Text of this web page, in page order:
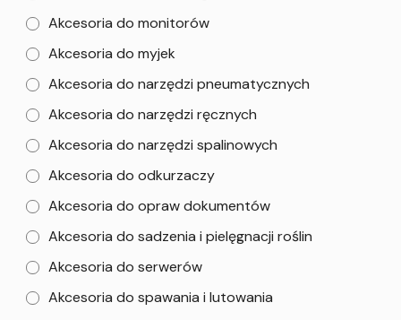
Akcesoria do monitorów
Akcesoria do myjek
Akcesoria do narzędzi pneumatycznych
Akcesoria do narzędzi ręcznych
Akcesoria do narzędzi spalinowych
Akcesoria do odkurzaczy
Akcesoria do opraw dokumentów
Akcesoria do sadzenia i pielęgnacji roślin
Akcesoria do serwerów
Akcesoria do spawania i lutowania